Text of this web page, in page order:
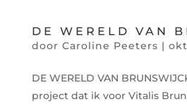
DE WERELD VAN
door Caroline Peeters |
DE WERELD VAN
project dat ik voor Vitalis